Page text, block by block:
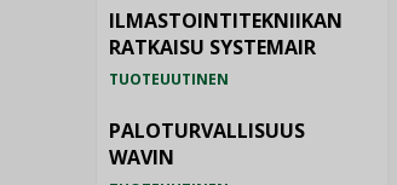
ILMASTOINTITEKNIIKAN
RATKAISU SYSTEMAIR
TUOTEUUTINEN
PALOTURVALLISUUS
WAVIN